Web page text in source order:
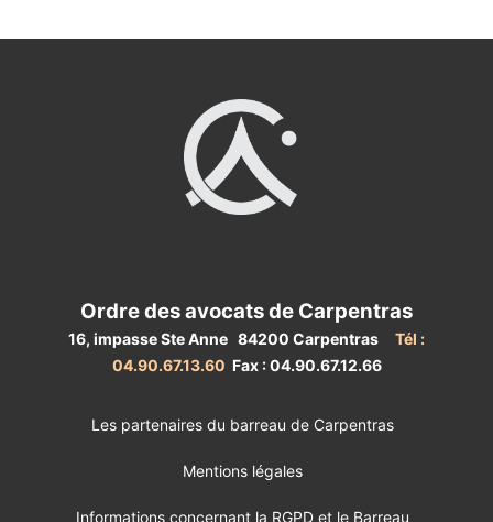
Ordre des avocats de Carpentras
16, impasse Ste Anne 84200 Carpentras
Tél :
04.90.67.13.60 Fax : 04.90.67.12.66
Les partenaires du barreau de Carpentras
Mentions légales
Informations concernant la RGPD et le Barreau